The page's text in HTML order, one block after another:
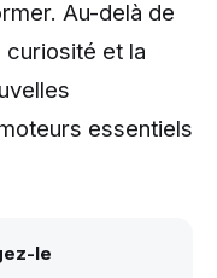
Au-delà de
curiosité et la
essentiels
le